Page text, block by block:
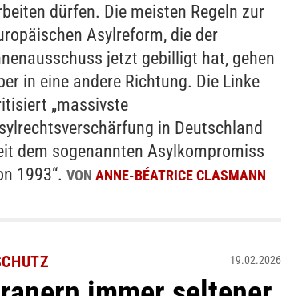
dürfen. Die meisten Regeln zur
Asylreform, die der
jetzt gebilligt hat, gehen
in eine andere Richtung. Die Linke
„massivste
in Deutschland
dem sogenannten Asylkompromiss
1993“. VON ANNE-BÉATRICE CLASMANN
19.02.2026